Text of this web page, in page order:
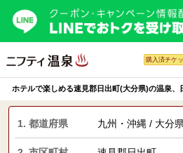
購入済チケ
ホテルで楽しめる速見郡日出町(大分県)の温泉
1. 都道府県 九州・沖縄 / 大分県